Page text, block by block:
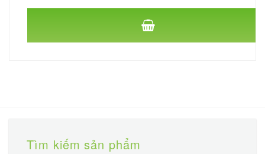
Tìm kiếm sản phẩm